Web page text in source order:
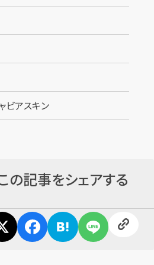
ビアスキン
の記事をシェアする